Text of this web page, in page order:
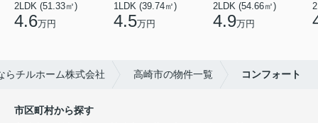
2LDK (51.33㎡)
4.6万円
1LDK (39.74㎡)
4.5万円
2LDK (54.66㎡)
4.9万円
らチルホーム株式会社 高崎市の物件一覧 コンフォート
市区町村から探す